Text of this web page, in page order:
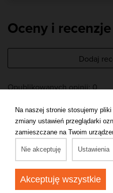
Oceny i recenzje
Dodaj
Opublikowanych opinii: 0
Oferty w pobliżu
Na naszej stronie stosujemy
zmiany ustawień przeglądarki
zamieszczane na Twoim
Nie akceptuję Ustawienia
Akceptuję wszystkie